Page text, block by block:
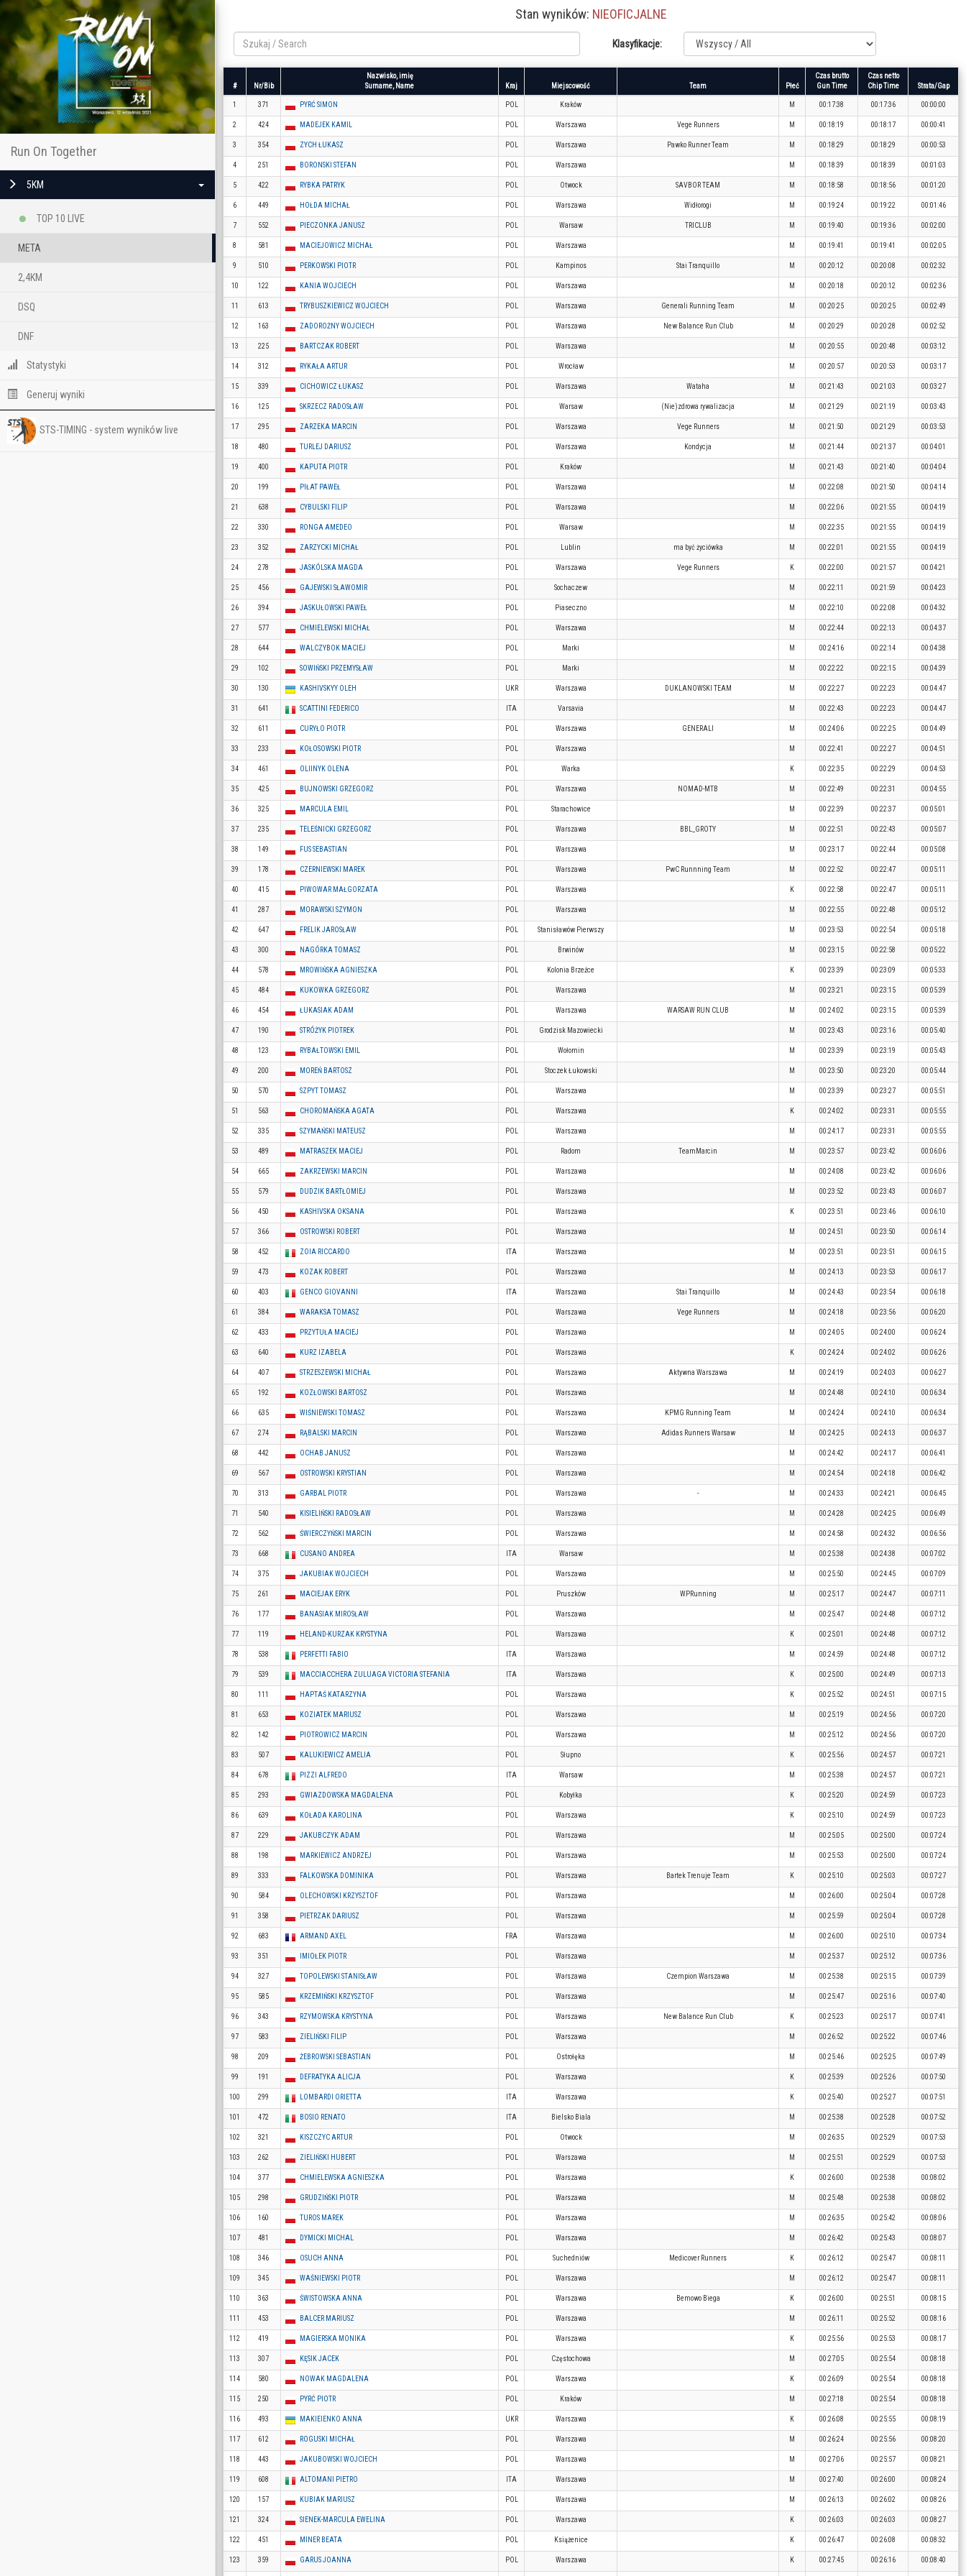
Run On Together
5KM
TOP 10 LIVE
META
2,4KM
DSQ
DNF
Statystyki
Generuj wyniki
STS-TIMING - system wyników live
Stan wyników: NIEOFICJALNE
Klasyfikacje:
# Nr/Bib
Nazwisko, imię
Surname, Name
Kraj Miejscowość Team Płeć
Czas brutto
Gun Time
Czas netto
Chip Time
Strata/Gap
1 371 PYRĆ SIMON POL Kraków M 00:17:38 00:17:36 00:00:00
2 424 MADEJEK KAMIL POL Warszawa Vege Runners M 00:18:19 00:18:17 00:00:41
3 354 ZYCH ŁUKASZ POL Warszawa Pawko Runner Team M 00:18:29 00:18:29 00:00:53
4 251 BORONSKI STEFAN POL Warszawa M 00:18:39 00:18:39 00:01:03
5 422 RYBKA PATRYK POL Otwock SAVBOR TEAM M 00:18:58 00:18:56 00:01:20
6 449 HOŁDA MICHAŁ POL Warszawa Widłorogi M 00:19:24 00:19:22 00:01:46
7 552 PIECZONKA JANUSZ POL Warsaw TRICLUB M 00:19:40 00:19:36 00:02:00
8 581 MACIEJOWICZ MICHAŁ POL Warszawa M 00:19:41 00:19:41 00:02:05
9 510 PERKOWSKI PIOTR POL Kampinos Stai Tranquillo M 00:20:12 00:20:08 00:02:32
10 122 KANIA WOJCIECH POL Warszawa M 00:20:18 00:20:12 00:02:36
11 613 TRYBUSZKIEWICZ WOJCIECH POL Warszawa Generali Running Team M 00:20:25 00:20:25 00:02:49
12 163 ZADOROŻNY WOJCIECH POL Warszawa New Balance Run Club M 00:20:29 00:20:28 00:02:52
13 225 BARTCZAK ROBERT POL Warszawa M 00:20:55 00:20:48 00:03:12
14 312 RYKAŁA ARTUR POL Wrocław M 00:20:57 00:20:53 00:03:17
15 339 CICHOWICZ ŁUKASZ POL Warszawa Wataha M 00:21:43 00:21:03 00:03:27
16 125 SKRZECZ RADOSŁAW POL Warsaw (Nie)zdrowa rywalizacja M 00:21:29 00:21:19 00:03:43
17 295 ZARZEKA MARCIN POL Warszawa Vege Runners M 00:21:50 00:21:29 00:03:53
18 480 TURLEJ DARIUSZ POL Warszawa Kondycja M 00:21:44 00:21:37 00:04:01
19 400 KAPUTA PIOTR POL Kraków M 00:21:43 00:21:40 00:04:04
20 199 PIŁAT PAWEŁ POL Warszawa M 00:22:08 00:21:50 00:04:14
21 638 CYBULSKI FILIP POL Warszawa M 00:22:06 00:21:55 00:04:19
22 330 RONGA AMEDEO POL Warsaw M 00:22:35 00:21:55 00:04:19
23 352 ZARZYCKI MICHAŁ POL Lublin ma być życiówka M 00:22:01 00:21:55 00:04:19
24 278 JASKÓLSKA MAGDA POL Warszawa Vege Runners K 00:22:00 00:21:57 00:04:21
25 456 GAJEWSKI SŁAWOMIR POL Sochaczew M 00:22:11 00:21:59 00:04:23
26 394 JASKUŁOWSKI PAWEŁ POL Piaseczno M 00:22:10 00:22:08 00:04:32
27 577 CHMIELEWSKI MICHAŁ POL Warszawa M 00:22:44 00:22:13 00:04:37
28 644 WALCZYBOK MACIEJ POL Marki M 00:24:16 00:22:14 00:04:38
29 102 SOWIŃSKI PRZEMYSŁAW POL Marki M 00:22:22 00:22:15 00:04:39
30 130 KASHIVSKYY OLEH UKR Warszawa DUKLANOWSKI TEAM M 00:22:27 00:22:23 00:04:47
31 641 SCATTINI FEDERICO ITA Varsavia M 00:22:43 00:22:23 00:04:47
32 611 CURYŁO PIOTR POL Warszawa GENERALI M 00:24:06 00:22:25 00:04:49
33 233 KOŁOSOWSKI PIOTR POL Warszawa M 00:22:41 00:22:27 00:04:51
34 461 OLIINYK OLENA POL Warka K 00:22:35 00:22:29 00:04:53
35 425 BUJNOWSKI GRZEGORZ POL Warszawa NOMAD-MTB M 00:22:49 00:22:31 00:04:55
36 325 MARCULA EMIL POL Starachowice M 00:22:39 00:22:37 00:05:01
37 235 TELEŚNICKI GRZEGORZ POL Warszawa BBL_GROTY M 00:22:51 00:22:43 00:05:07
38 149 FUS SEBASTIAN POL Warszawa M 00:23:17 00:22:44 00:05:08
39 178 CZERNIEWSKI MAREK POL Warszawa PwC Runnning Team M 00:22:52 00:22:47 00:05:11
40 415 PIWOWAR MAŁGORZATA POL Warszawa K 00:22:58 00:22:47 00:05:11
41 287 MORAWSKI SZYMON POL Warszawa M 00:22:55 00:22:48 00:05:12
42 647 FRELIK JAROSŁAW POL Stanisławów Pierwszy M 00:23:53 00:22:54 00:05:18
43 300 NAGÓRKA TOMASZ POL Brwinów M 00:23:15 00:22:58 00:05:22
44 578 MROWIŃSKA AGNIESZKA POL Kolonia Brzeźce K 00:23:39 00:23:09 00:05:33
45 484 KUKOWKA GRZEGORZ POL Warszawa M 00:23:21 00:23:15 00:05:39
46 454 ŁUKASIAK ADAM POL Warszawa WARSAW RUN CLUB M 00:24:02 00:23:15 00:05:39
47 190 STRÓŻYK PIOTREK POL Grodzisk Mazowiecki M 00:23:43 00:23:16 00:05:40
48 123 RYBAŁTOWSKI EMIL POL Wołomin M 00:23:39 00:23:19 00:05:43
49 200 MOREŃ BARTOSZ POL Stoczek Łukowski M 00:23:50 00:23:20 00:05:44
50 570 SZPYT TOMASZ POL Warszawa M 00:23:39 00:23:27 00:05:51
51 563 CHOROMAŃSKA AGATA POL Warszawa K 00:24:02 00:23:31 00:05:55
52 335 SZYMAŃSKI MATEUSZ POL Warszawa M 00:24:17 00:23:31 00:05:55
53 489 MATRASZEK MACIEJ POL Radom TeamMarcin M 00:23:57 00:23:42 00:06:06
54 665 ZAKRZEWSKI MARCIN POL Warszawa M 00:24:08 00:23:42 00:06:06
55 579 DUDZIK BARTŁOMIEJ POL Warszawa M 00:23:52 00:23:43 00:06:07
56 450 KASHIVSKA OKSANA POL Warszawa K 00:23:51 00:23:46 00:06:10
57 366 OSTROWSKI ROBERT POL Warszawa M 00:24:51 00:23:50 00:06:14
58 452 ZOIA RICCARDO ITA Warszawa M 00:23:51 00:23:51 00:06:15
59 473 KOZAK ROBERT POL Warszawa M 00:24:13 00:23:53 00:06:17
60 403 GENCO GIOVANNI ITA Warszawa Stai Tranquillo M 00:24:43 00:23:54 00:06:18
61 384 WARAKSA TOMASZ POL Warszawa Vege Runners M 00:24:18 00:23:56 00:06:20
62 433 PRZYTUŁA MACIEJ POL Warszawa M 00:24:05 00:24:00 00:06:24
63 640 KURZ IZABELA POL Warszawa K 00:24:24 00:24:02 00:06:26
64 407 STRZESZEWSKI MICHAŁ POL Warszawa Aktywna Warszawa M 00:24:19 00:24:03 00:06:27
65 192 KOZŁOWSKI BARTOSZ POL Warszawa M 00:24:48 00:24:10 00:06:34
66 635 WIŚNIEWSKI TOMASZ POL Warszawa KPMG Running Team M 00:24:24 00:24:10 00:06:34
67 274 RĄBALSKI MARCIN POL Warszawa Adidas Runners Warsaw M 00:24:25 00:24:13 00:06:37
68 442 OCHAB JANUSZ POL Warszawa M 00:24:42 00:24:17 00:06:41
69 567 OSTROWSKI KRYSTIAN POL Warszawa M 00:24:54 00:24:18 00:06:42
70 313 GARBAL PIOTR POL Warszawa - M 00:24:33 00:24:21 00:06:45
71 540 KISIELIŃSKI RADOSŁAW POL Warszawa M 00:24:28 00:24:25 00:06:49
72 562 ŚWIERCZYŃSKI MARCIN POL Warszawa M 00:24:58 00:24:32 00:06:56
73 668 CUSANO ANDREA ITA Warsaw M 00:25:38 00:24:38 00:07:02
74 375 JAKUBIAK WOJCIECH POL Warszawa M 00:25:50 00:24:45 00:07:09
75 261 MACIEJAK ERYK POL Pruszków WPRunning M 00:25:17 00:24:47 00:07:11
76 177 BANASIAK MIROSŁAW POL Warszawa M 00:25:47 00:24:48 00:07:12
77 119 HELAND-KURZAK KRYSTYNA POL Warszawa K 00:25:01 00:24:48 00:07:12
78 538 PERFETTI FABIO ITA Warszawa M 00:24:59 00:24:48 00:07:12
79 539 MACCIACCHERA ZULUAGA VICTORIA STEFANIA ITA Warszawa K 00:25:00 00:24:49 00:07:13
80 111 HAPTAŚ KATARZYNA POL Warszawa K 00:25:52 00:24:51 00:07:15
81 653 KOZIATEK MARIUSZ POL Warszawa M 00:25:19 00:24:56 00:07:20
82 142 PIOTROWICZ MARCIN POL Warszawa M 00:25:12 00:24:56 00:07:20
83 507 KALUKIEWICZ AMELIA POL Słupno K 00:25:56 00:24:57 00:07:21
84 678 PIZZI ALFREDO ITA Warsaw M 00:25:38 00:24:57 00:07:21
85 293 GWIAZDOWSKA MAGDALENA POL Kobyłka K 00:25:20 00:24:59 00:07:23
86 639 KOŁADA KAROLINA POL Warszawa K 00:25:10 00:24:59 00:07:23
87 229 JAKUBCZYK ADAM POL Warszawa M 00:25:05 00:25:00 00:07:24
88 198 MARKIEWICZ ANDRZEJ POL Warszawa M 00:25:53 00:25:00 00:07:24
89 333 FALKOWSKA DOMINIKA POL Warszawa Bartek Trenuje Team K 00:25:10 00:25:03 00:07:27
90 584 OLECHOWSKI KRZYSZTOF POL Warszawa M 00:26:00 00:25:04 00:07:28
91 358 PIETRZAK DARIUSZ POL Warszawa M 00:25:59 00:25:04 00:07:28
92 683 ARMAND AXEL FRA Warszawa M 00:26:00 00:25:10 00:07:34
93 351 IMIOŁEK PIOTR POL Warszawa M 00:25:37 00:25:12 00:07:36
94 327 TOPOLEWSKI STANISŁAW POL Warszawa Czempion Warszawa M 00:25:38 00:25:15 00:07:39
95 585 KRZEMIŃSKI KRZYSZTOF POL Warszawa M 00:25:47 00:25:16 00:07:40
96 343 RZYMOWSKA KRYSTYNA POL Warszawa New Balance Run Club K 00:25:23 00:25:17 00:07:41
97 583 ZIELIŃSKI FILIP POL Warszawa M 00:26:52 00:25:22 00:07:46
98 209 ŻEBROWSKI SEBASTIAN POL Ostrołęka M 00:25:46 00:25:25 00:07:49
99 191 DEFRATYKA ALICJA POL Warszawa K 00:25:39 00:25:26 00:07:50
100 299 LOMBARDI ORIETTA ITA Warszawa K 00:25:40 00:25:27 00:07:51
101 472 BOSIO RENATO ITA Bielsko Biala M 00:25:38 00:25:28 00:07:52
102 321 KISZCZYC ARTUR POL Otwock M 00:26:35 00:25:29 00:07:53
103 262 ZIELIŃSKI HUBERT POL Warszawa M 00:25:51 00:25:29 00:07:53
104 377 CHMIELEWSKA AGNIESZKA POL Warszawa K 00:26:00 00:25:38 00:08:02
105 298 GRUDZIŃSKI PIOTR POL Warszawa M 00:25:48 00:25:38 00:08:02
106 160 TUROS MAREK POL Warszawa M 00:26:35 00:25:42 00:08:06
107 481 DYMICKI MICHAL POL Warszawa M 00:26:42 00:25:43 00:08:07
108 346 OSUCH ANNA POL Suchedniów Medicover Runners K 00:26:12 00:25:47 00:08:11
109 345 WAŚNIEWSKI PIOTR POL Warszawa M 00:26:12 00:25:47 00:08:11
110 363 ŚWISTOWSKA ANNA POL Warszawa Bemowo Biega K 00:26:00 00:25:51 00:08:15
111 453 BALCER MARIUSZ POL Warszawa M 00:26:11 00:25:52 00:08:16
112 419 MAGIERSKA MONIKA POL Warszawa K 00:25:56 00:25:53 00:08:17
113 307 KĘSIK JACEK POL Częstochowa M 00:27:05 00:25:54 00:08:18
114 580 NOWAK MAGDALENA POL Warszawa K 00:26:09 00:25:54 00:08:18
115 250 PYRĆ PIOTR POL Kraków M 00:27:18 00:25:54 00:08:18
116 493 MAKIEIENKO ANNA UKR Warszawa K 00:26:08 00:25:55 00:08:19
117 612 ROGUSKI MICHAŁ POL Warszawa M 00:26:24 00:25:56 00:08:20
118 443 JAKUBOWSKI WOJCIECH POL Warszawa M 00:27:06 00:25:57 00:08:21
119 608 ALTOMANI PIETRO ITA Warszawa M 00:27:40 00:26:00 00:08:24
120 157 KUBIAK MARIUSZ POL Warszawa M 00:26:13 00:26:02 00:08:26
121 324 SIENEK-MARCULA EWELINA POL Warszawa K 00:26:03 00:26:03 00:08:27
122 451 MINER BEATA POL Książenice K 00:26:47 00:26:08 00:08:32
123 359 GARUS JOANNA POL Warszawa K 00:27:45 00:26:16 00:08:40